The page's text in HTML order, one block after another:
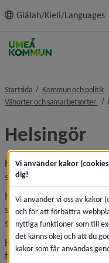
innehållet
Giälah/Kieli/Languages
Startsida Kommun och politik
Vänorter och samarbetsorter
Helsingör
Helsingör i Danmark är
sedan 1953.
Helsingör kommun har
slottet Kronoborg, som
slottet bodde
Helsingör är norra
finns många
Vi använder kakor
dig!
Vi använder vi oss av kakor
och för att förbättra
nyttiga funktioner som till
det känns okej och att du
kakor som får användas